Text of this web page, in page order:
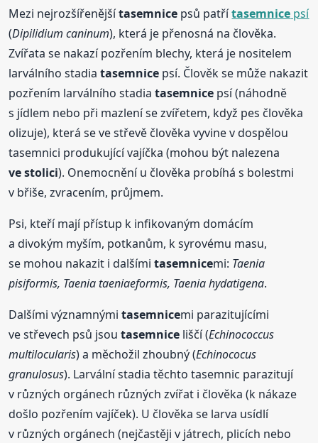
Mezi nejrozšířenějšítasemnice psů patřítasemnice psí
(Dipilidium caninum), která je přenosná na člověka.
Zvířata se nakazí pozřením blechy, která je nositelem
larválního stadiatasemnice psí. Člověk se může nakazit
pozřením larválního stadiatasemnice psí (náhodně
s jídlem nebo při mazlení se zvířetem, když pes člověka
olizuje), která se ve střevě člověka vyvine v dospělou
tasemnici produkující vajíčka (mohou být nalezena
ve stolici). Onemocnění u člověka probíhá s bolestmi
v břiše, zvracením, průjmem.
Psi, kteří mají přístup k infikovaným domácím
a divokým myším, potkanům, k syrovému masu,
se mohou nakazit i dalšímitasemnicemi: Taenia
pisiformis, Taenia taeniaeformis, Taenia hydatigena.
Dalšími významnýmitasemnicemi parazitujícími
ve střevech psů jsoutasemnice liščí (Echinococcus
multilocularis) a měchožil zhoubný (Echinococus
granulosus). Larvální stadia těchto tasemnic parazitují
v různých orgánech různých zvířat i člověka (k nákaze
došlo pozřením vajíček). U člověka se larva usídlí
v různých orgánech (nejčastěji v játrech, plicích nebo